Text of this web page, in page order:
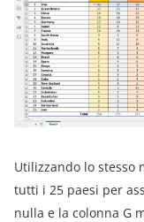
Utilizzando lo stesso
tutti i 25 paesi per
nulla e la colonna G